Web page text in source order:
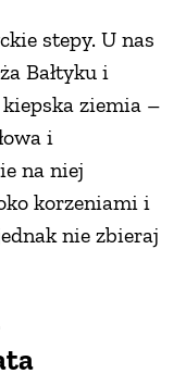
stepy. U nas
Bałtyku i
ziemia –
i
na niej
korzeniami i
nie zbieraj